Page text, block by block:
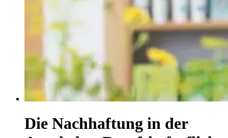
Die Nachhaftung in der